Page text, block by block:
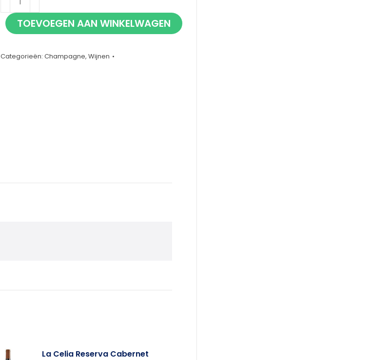
Heidsieck
Rosé
Brut
TOEVOEGEN AAN WINKELWAGEN
Categorieën: Champagne, Wijnen
La Celia Reserva Cabernet